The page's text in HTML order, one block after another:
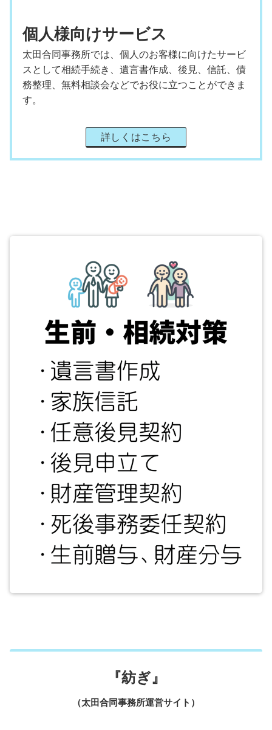
個人様向けサービス
太田合同事務所では、個人のお客様に向けたサービ
スとして相続手続き、遺言書作成、後見、信託、債
務整理、無料相談会などでお役に立つことができま
す。
詳しくはこちら
『紡ぎ』
（太田合同事務所運営サイト）